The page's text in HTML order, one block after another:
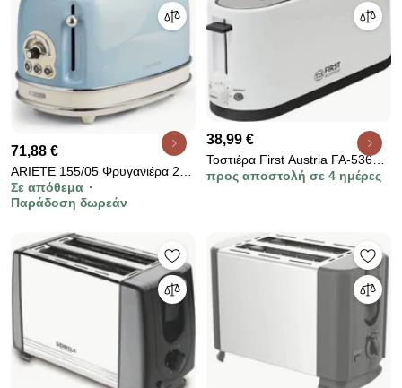
71,88 €
ARIETE 155/05 Φρυγανιέρα 2
Θέσεων 810W Μπλε
Σε απόθεμα
Παράδοση δωρεάν
38,99 €
Τοστιέρα First Austria FA-5368-
4, 900 W, Λειτουργία απόψυξης,
προς αποστολή σε 4 ημέρες